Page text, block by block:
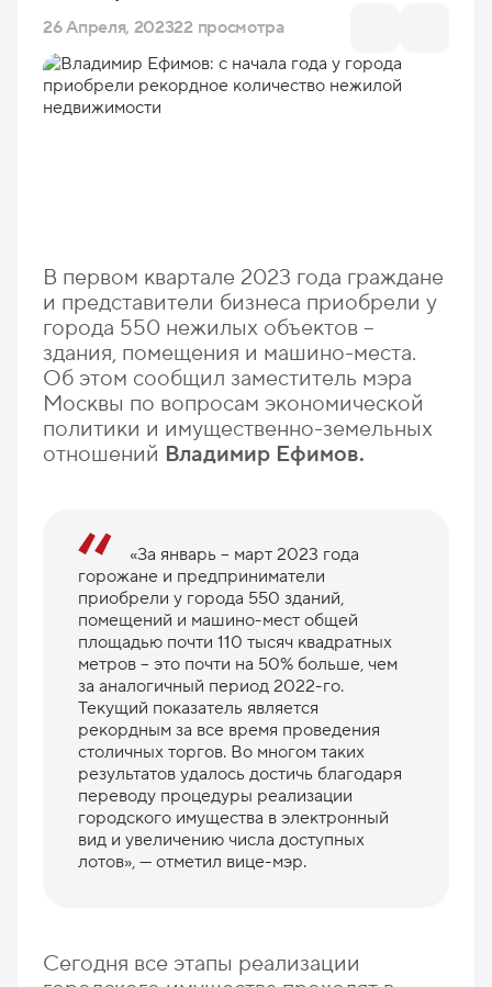
26 Апреля, 202322 просмотра
В первом квартале 2023 года граждане
и представители бизнеса приобрели у
города 550 нежилых объектов –
здания, помещения и машино-места.
Об этом сообщил заместитель мэра
Москвы по вопросам экономической
политики и имущественно-земельных
отношений Владимир Ефимов.
«За январь – март 2023 года
горожане и предприниматели
приобрели у города 550 зданий,
помещений и машино-мест общей
площадью почти 110 тысяч квадратных
метров – это почти на 50% больше, чем
за аналогичный период 2022-го.
Текущий показатель является
рекордным за все время проведения
столичных торгов. Во многом таких
результатов удалось достичь благодаря
переводу процедуры реализации
городского имущества в электронный
вид и увеличению числа доступных
лотов», — отметил вице-мэр.
Сегодня все этапы реализации